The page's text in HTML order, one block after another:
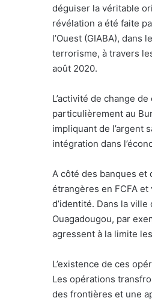
déguiser la véritable
révélation a été faite
l’Ouest (GIABA),
terrorisme, à travers
août 2020.
L’activité de change
particulièrement au
impliquant de l’argent
intégration dans
A côté des banques et
étrangères en FCFA
d’identité. Dans la
Ouagadougou, par
agressent à la limite
L’existence de ces
Les opérations
des frontières et une